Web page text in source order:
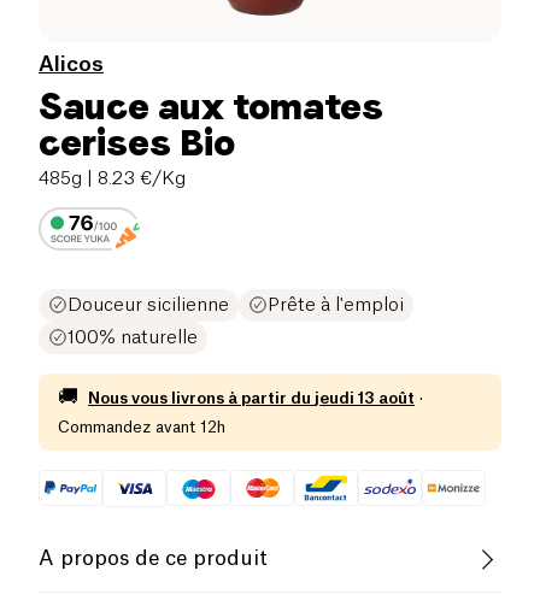
Alicos
Sauce aux tomates
cerises Bio
485g | 8.23 €/Kg
Douceur sicilienne
Prête à l'emploi
100% naturelle
🚚 Nous vous livrons à partir du jeudi 13 août ·
Commandez avant 12h
A propos de ce produit